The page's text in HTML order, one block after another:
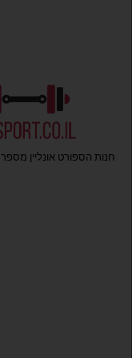
חנות הספורט אונליין מספר 1 של ישראל